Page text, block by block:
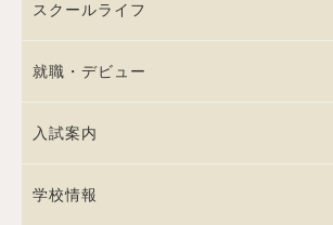
スクールライフ
就職・デビュー
入試案内
学校情報